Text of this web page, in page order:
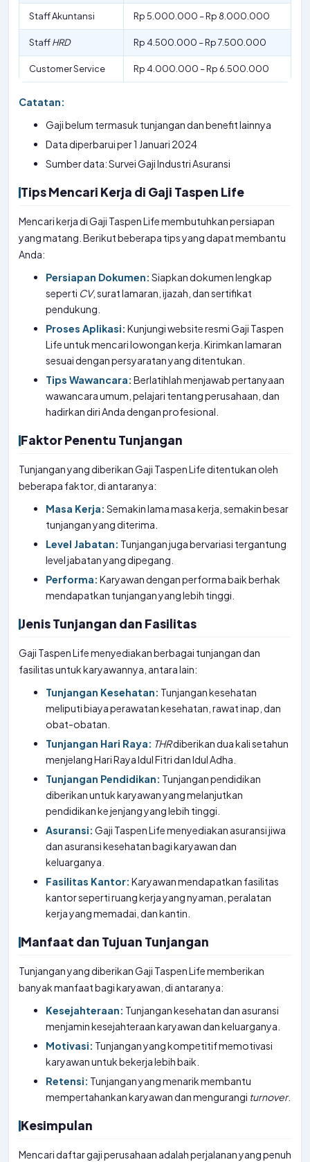
Staff Akuntansi Rp 5.000.000 – Rp 8.000.000
StaffHRD Rp 4.500.000 – Rp 7.500.000
Customer Service Rp 4.000.000 – Rp 6.500.000
Catatan:
Gaji belum termasuk tunjangan dan benefit lainnya
Data diperbarui per 1 Januari 2024
Sumber data: Survei Gaji Industri Asuransi
Tips Mencari Kerja di Gaji Taspen Life
Mencari kerja di Gaji Taspen Life membutuhkan persiapan
yang matang. Berikut beberapa tips yang dapat membantu
Anda:
Persiapan Dokumen: Siapkan dokumen lengkap
seperti CV, surat lamaran, ijazah, dan sertifikat
pendukung.
Proses Aplikasi: Kunjungi website resmi Gaji Taspen
Life untuk mencari lowongan kerja. Kirimkan lamaran
sesuai dengan persyaratan yang ditentukan.
Tips Wawancara: Berlatihlah menjawab pertanyaan
wawancara umum, pelajari tentang perusahaan, dan
hadirkan diri Anda dengan profesional.
Faktor Penentu Tunjangan
Tunjangan yang diberikan Gaji Taspen Life ditentukan oleh
beberapa faktor, di antaranya:
Masa Kerja: Semakin lama masa kerja, semakin besar
tunjangan yang diterima.
Level Jabatan: Tunjangan juga bervariasi tergantung
level jabatan yang dipegang.
Performa: Karyawan dengan performa baik berhak
mendapatkan tunjangan yang lebih tinggi.
Jenis Tunjangan dan Fasilitas
Gaji Taspen Life menyediakan berbagai tunjangan dan
fasilitas untuk karyawannya, antara lain:
Tunjangan Kesehatan: Tunjangan kesehatan
meliputi biaya perawatan kesehatan, rawat inap, dan
obat-obatan.
Tunjangan Hari Raya: THRdiberikan dua kali setahun
menjelang Hari Raya Idul Fitri dan Idul Adha.
Tunjangan Pendidikan: Tunjangan pendidikan
diberikan untuk karyawan yang melanjutkan
pendidikan ke jenjang yang lebih tinggi.
Asuransi: Gaji Taspen Life menyediakan asuransi jiwa
dan asuransi kesehatan bagi karyawan dan
keluarganya.
Fasilitas Kantor: Karyawan mendapatkan fasilitas
kantor seperti ruang kerja yang nyaman, peralatan
kerja yang memadai, dan kantin.
Manfaat dan Tujuan Tunjangan
Tunjangan yang diberikan Gaji Taspen Life memberikan
banyak manfaat bagi karyawan, di antaranya:
Kesejahteraan: Tunjangan kesehatan dan asuransi
menjamin kesejahteraan karyawan dan keluarganya.
Motivasi: Tunjangan yang kompetitif memotivasi
karyawan untuk bekerja lebih baik.
Retensi: Tunjangan yang menarik membantu
mempertahankan karyawan dan mengurangi turnover.
Kesimpulan
Mencari daftar gaji perusahaan adalah perjalanan yang penuh